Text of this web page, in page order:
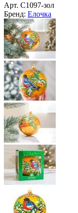
Арт. С1097-зол
Бренд: Елочка